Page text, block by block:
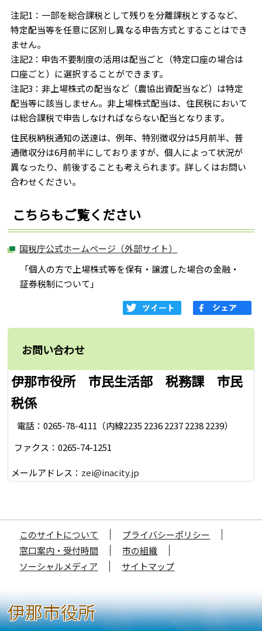
注記1：一部を総合課税として残りを分離課税とするなど、
特定配当等を任意に区別し異なる申告方式とすることはでき
ません。
注記2：申告不要制度の活用は配当ごと（特定口座の場合は
口座ごと）に選択することができます。
注記3：非上場株式の配当など（農協出資配当など）は特定
配当等に該当しません。非上場株式配当は、住民税において
は総合課税で申告しなければならない配当となります。
住民税納税通知の送達は、例年、特別徴収分は5月前半、普
通徴収分は6月前半にしておりますが、個人によって状況が
異なったり、前後することも考えられます。詳しくはお問い
合わせください。
こちらもご覧ください
国税庁公式ホームページ（外部サイト）
「個人の方で上場株式等を保有・譲渡した場合の金融・
証券税制について」
お問い合わせ
伊那市役所 市民生活部 税務課 市民
税係
電話：0265-78-4111（内線2235 2236 2237 2238 2239）
ファクス：0265-74-1251
メールアドレス： zei@inacity.jp
このサイトについて
プライバシーポリシー
窓口案内・受付時間
市の組織
ソーシャルメディア
サイトマップ
伊那市役所